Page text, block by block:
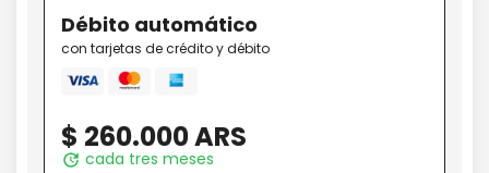
Débito automático
con tarjetas de crédito y débito
Visa Mastercard
amex
$ 260.000 ARS
update cada tres meses